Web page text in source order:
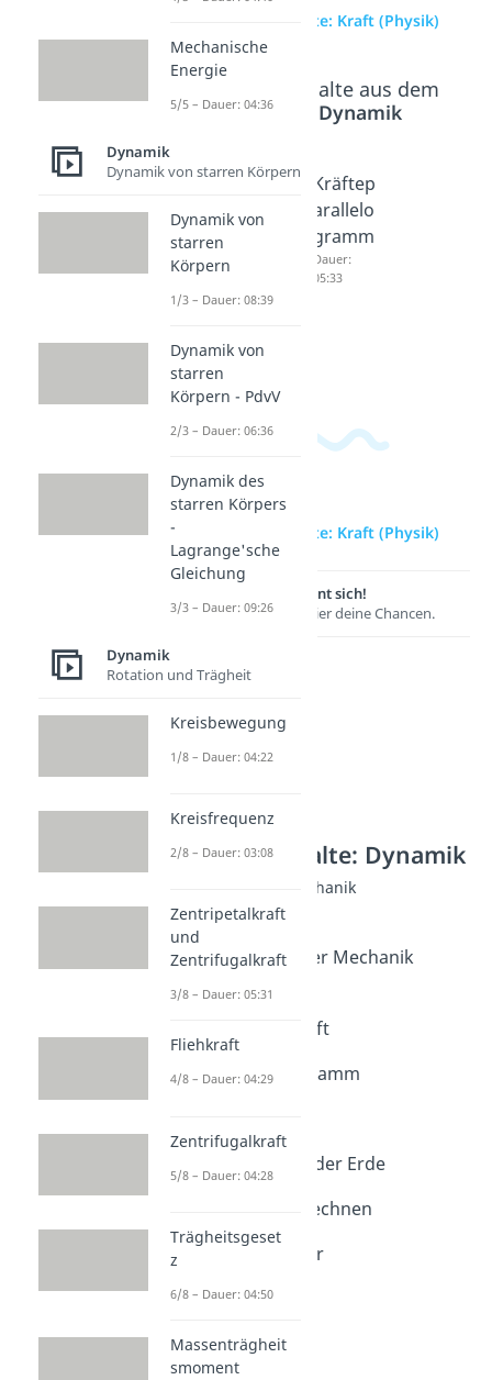
zur Videoseite: Kraft (Physik)
Beliebte Inhalte aus dem
Bereich Dynamik
Golden
e Regel
der
Mechan
ik
Dauer:
Normal
05:15
Kräftep
arallelo
gramm
Dauer:
05:33
zur Videoseite: Kraft (Physik)
Lernen lohnt sich!
Entdecke hier deine Chancen.
Weitere Inhalte: Dynamik
Kraftarten der Mechanik
Kraft (Physik)
Dauer: 05:06
Goldene Regel der Mechanik
Normalkraft und
Hangabtriebskraft
Dauer: 05:15
Kräfteparallelogramm
Dauer: 04:37
Corioliskraft auf der Erde
Dauer: 04:21
Corioliskraft berechnen
Dauer: 04:21
Federkraftmesser
Mechanische
Energie
5/5 – Dauer: 04:36
Dynamik
Dynamik von starren Körpern
Dynamik von
starren
Körpern
1/3 – Dauer: 08:39
Dynamik von
starren
Körpern - PdvV
2/3 – Dauer: 06:36
Dynamik des
starren Körpers
-
Lagrange'sche
Gleichung
3/3 – Dauer: 09:26
Dynamik
Rotation und Trägheit
Kreisbewegung
1/8 – Dauer: 04:22
Kreisfrequenz
2/8 – Dauer: 03:08
Zentripetalkraft
und
Zentrifugalkraft
3/8 – Dauer: 05:31
Fliehkraft
4/8 – Dauer: 04:29
Zentrifugalkraft
5/8 – Dauer: 04:28
Trägheitsgeset
z
6/8 – Dauer: 04:50
Massenträgheit
smoment